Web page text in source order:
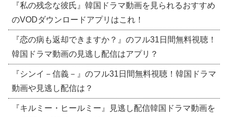
『私の残念な彼氏』韓国ドラマ動画を見られるおすすめ
のVODダウンロードアプリはこれ！
『恋の病も返却できますか？』のフル31日間無料視聴！
韓国ドラマ動画の見逃し配信はアプリ？
『シンイ－信義－』のフル31日間無料視聴！韓国ドラマ
動画や見逃し配信は？
『キルミー・ヒールミー』見逃し配信韓国ドラマ動画を